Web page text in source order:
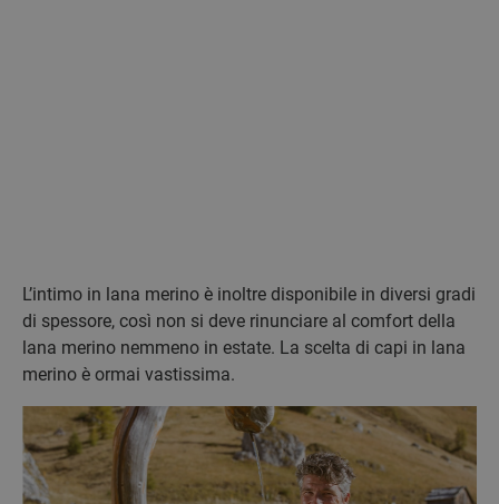
L’intimo in lana merino è inoltre disponibile in diversi gradi
di spessore, così non si deve rinunciare al comfort della
lana merino nemmeno in estate. La scelta di capi in lana
merino è ormai vastissima.